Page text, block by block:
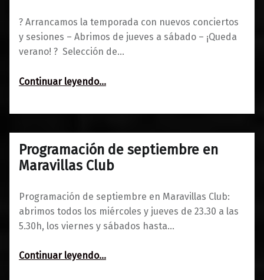
? Arrancamos la temporada con nuevos conciertos
y sesiones – Abrimos de jueves a sábado – ¡Queda
verano! ? Selección de…
Continuar leyendo…
Programación de septiembre en
Maravillas Club
Programación de septiembre en Maravillas Club:
abrimos todos los miércoles y jueves de 23.30 a las
5.30h, los viernes y sábados hasta…
Continuar leyendo“Programación de septiembre en Maravillas Club”
…
06/09/2016
0
Maravillas